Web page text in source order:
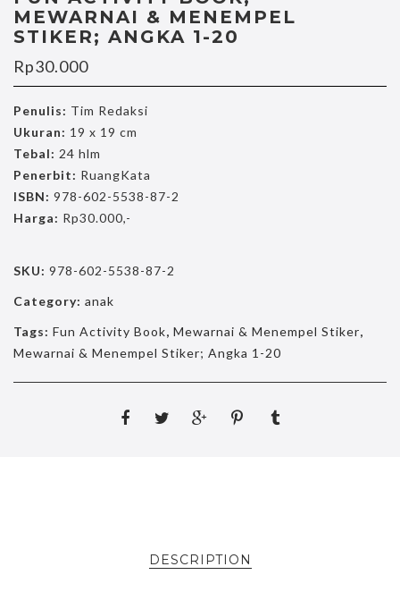
MEWARNAI & MENEMPEL
STIKER; ANGKA 1-20
Rp30.000
Penulis: Tim Redaksi
Ukuran: 19 x 19 cm
Tebal: 24 hlm
Penerbit: RuangKata
ISBN: 978-602-5538-87-2
Harga: Rp30.000,-
SKU: 978-602-5538-87-2
Category: anak
Tags: Fun Activity Book, Mewarnai & Menempel Stiker,
Mewarnai & Menempel Stiker; Angka 1-20
DESCRIPTION